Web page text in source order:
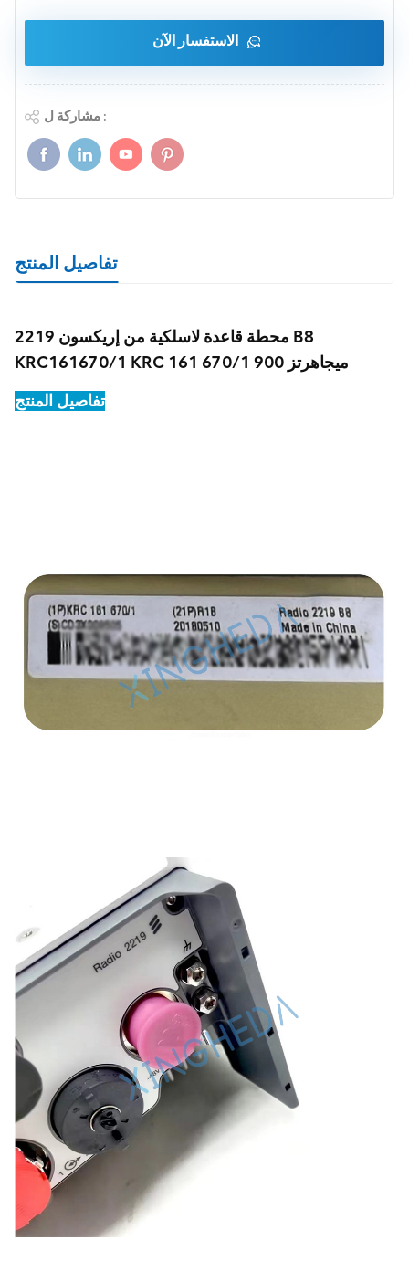
الاستفسار الآن
مشاركة ل :
تفاصيل المنتج
محطة قاعدة لاسلكية من إريكسون 2219 B8
KRC161670/1 KRC 161 670/1 900 ميجاهرتز
تفاصيل المنتج